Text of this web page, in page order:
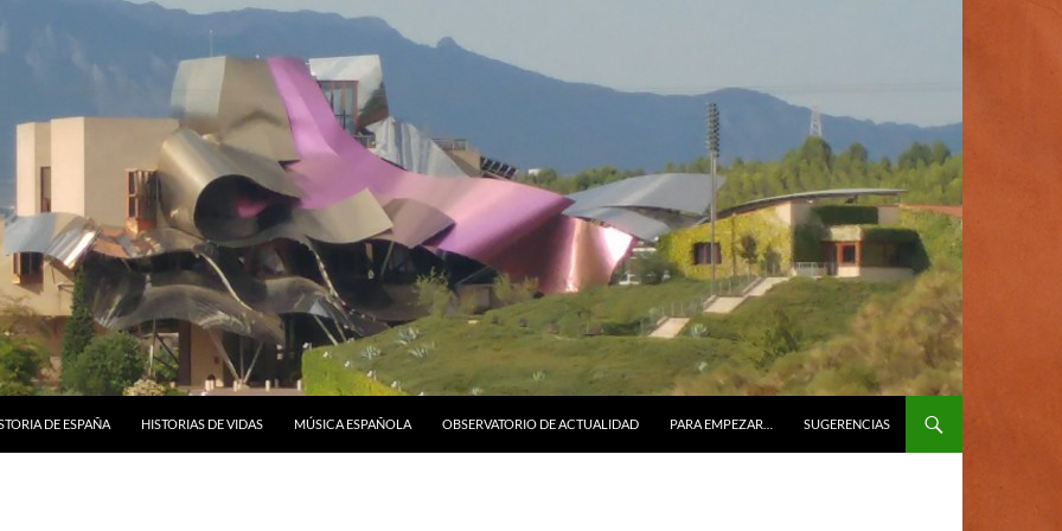
DE ESPAÑA HISTORIAS DE VIDAS MÚSICA ESPAÑOLA OBSERVATORIO DE ACTUALIDAD PARA EMPEZAR… SUGERENCIAS